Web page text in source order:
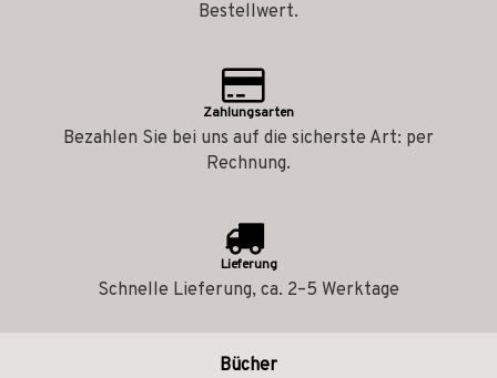
Bestellwert.
Zahlungsarten
Bezahlen Sie bei uns auf die sicherste Art: per
Rechnung.
Lieferung
Schnelle Lieferung, ca. 2–5 Werktage
Bücher